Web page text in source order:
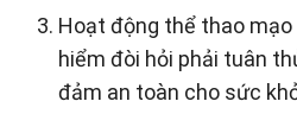
Hoạt động thể thao
hiểm đòi hỏi phải tuân
đảm an toàn cho sức